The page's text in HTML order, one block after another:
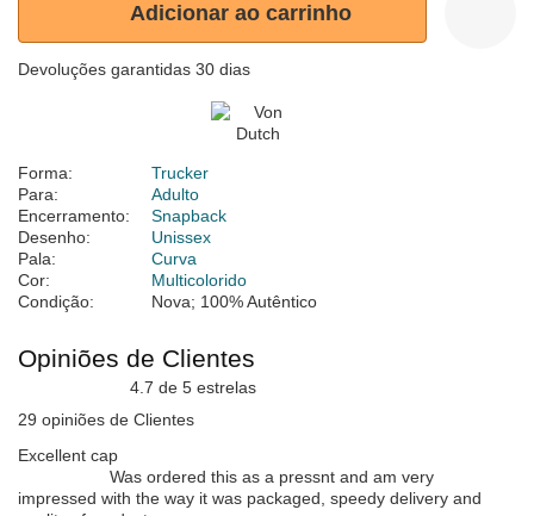
Adicionar ao carrinho
Devoluções garantidas 30 dias
Forma:
Trucker
Para:
Adulto
Encerramento:
Snapback
Desenho:
Unissex
Pala:
Curva
Cor:
Multicolorido
Condição:
Nova; 100% Autêntico
Opiniões de Clientes
4.7 de 5 estrelas
29 opiniões de Clientes
Excellent cap
Was ordered this as a pressnt and am very
impressed with the way it was packaged, speedy delivery and